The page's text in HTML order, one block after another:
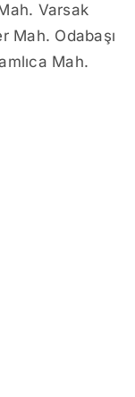
Varsak
Mah. Odabaşı
Mah.